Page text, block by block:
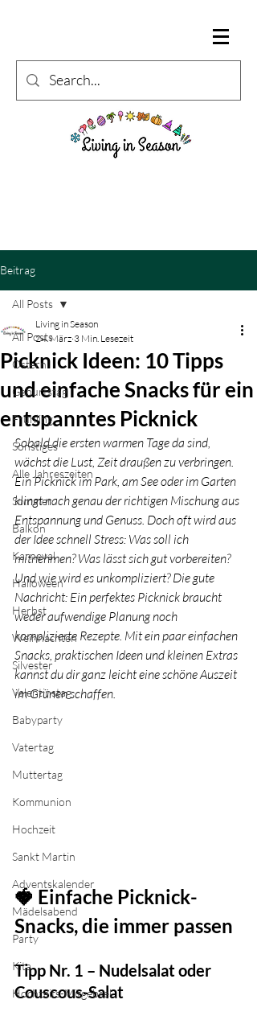
Beitrag
All Posts
Ostern
Geburtstag
Frühling
Sonstiges
Alle Jahreszeiten
Sommer
Balkon
Karneval
Halloween
Herbst
Weihnachten
Silvester
Valentinstag
Babyparty
Vatertag
Muttertag
Kommunion
Hochzeit
Sankt Martin
Adventskalender
Mädelsabend
Party
Kita
Hochzeits-Mitgebsel
All Posts
Picknick Ideen: 10 Tipps
und einfache Snacks für ein
entspanntes Picknick
Living in Season
24. März 3 Min. Lesezeit
Sobald die ersten warmen Tage da sind,
wächst die Lust, Zeit draußen zu verbringen.
Ein Picknick im Park, am See oder im Garten
klingt nach genau der richtigen Mischung aus
Entspannung und Genuss. Doch oft wird aus
der Idee schnell Stress: Was soll ich
mitnehmen? Was lässt sich gut vorbereiten?
Und wie wird es unkompliziert? Die gute
Nachricht: Ein perfektes Picknick braucht
weder aufwendige Planung noch
komplizierte Rezepte. Mit ein paar einfachen
Snacks, praktischen Ideen und kleinen Extras
kannst du dir ganz leicht eine schöne Auszeit
im Grünen schaffen.
🍓 Einfache Picknick-
Snacks, die immer passen
Tipp Nr. 1 – Nudelsalat oder
Couscous-Salat